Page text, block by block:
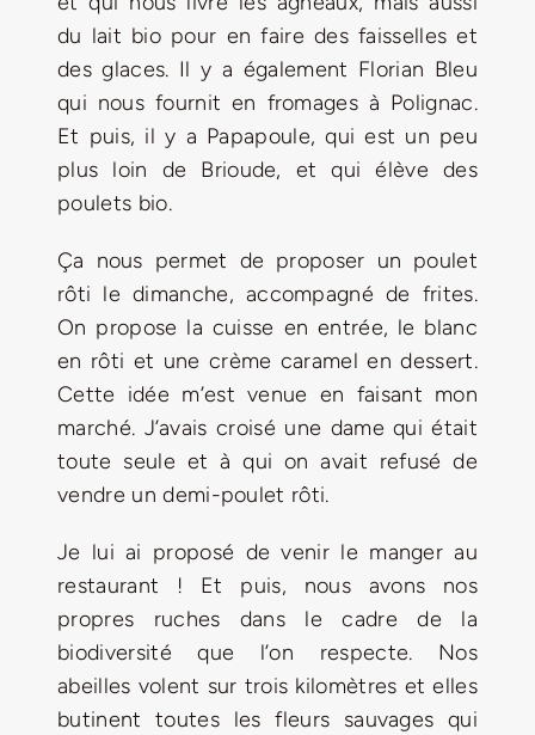
du lait bio pour en faire des faisselles et
des glaces. Il y a également Florian Bleu
qui nous fournit en fromages à Polignac.
Et puis, il y a Papapoule, qui est un peu
plus loin de Brioude, et qui élève des
poulets bio.
Ça nous permet de proposer un poulet
rôti le dimanche, accompagné de frites.
On propose la cuisse en entrée, le blanc
en rôti et une crème caramel en dessert.
Cette idée m’est venue en faisant mon
marché. J’avais croisé une dame qui était
toute seule et à qui on avait refusé de
vendre un demi-poulet rôti.
Je lui ai proposé de venir le manger au
restaurant ! Et puis, nous avons nos
propres ruches dans le cadre de la
biodiversité que l’on respecte. Nos
abeilles volent sur trois kilomètres et elles
butinent toutes les fleurs sauvages qui